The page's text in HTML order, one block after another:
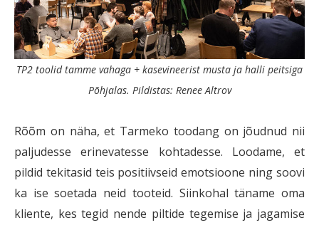
TP2 toolid tamme vahaga + kasevineerist musta ja halli peitsiga
Põhjalas. Pildistas: Renee Altrov
Rõõm on näha, et Tarmeko toodang on jõudnud nii
paljudesse erinevatesse kohtadesse. Loodame, et
pildid tekitasid teis positiivseid emotsioone ning soovi
ka ise soetada neid tooteid. Siinkohal täname oma
kliente, kes tegid nende piltide tegemise ja jagamise